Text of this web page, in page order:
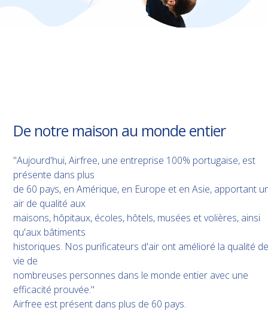
De notre maison au monde entier
"Aujourd'hui, Airfree, une entreprise 100% portugaise, est
présente dans plus
de 60 pays, en Amérique, en Europe et en Asie, apportant
air de qualité aux
maisons, hôpitaux, écoles, hôtels, musées et volières, ainsi
qu'aux bâtiments
historiques. Nos purificateurs d'air ont amélioré la qualité
vie de
nombreuses personnes dans le monde entier avec une
efficacité prouvée."
Airfree est présent dans plus de 60 pays.